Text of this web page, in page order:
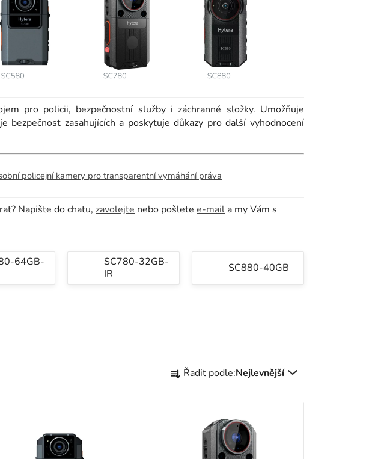
pro policii, bezpečnostní služby i záchranné složky. Umožňuje
bezpečnost zasahujících a poskytuje důkazy pro další vyhodnocení
policejní kamery pro transparentní vymáhání práva
Napište do chatu, zavolejte nebo pošlete e-mail a my Vám s
64GB-
SC780-32GB-
IR
SC880-40GB
Ř Řadit podle:Nejlevnější